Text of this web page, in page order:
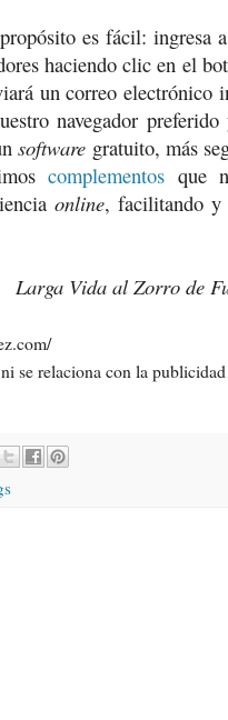
es fácil: ingresa
haciendo clic en el
un correo electrónico
navegador
software gratuito, más
complementos que
online, facilitando y
Larga Vida al Zorro de
se relaciona con la